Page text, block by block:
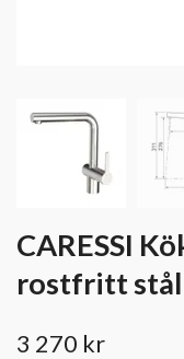
CARESSI
rostfritt stål
3 270 kr